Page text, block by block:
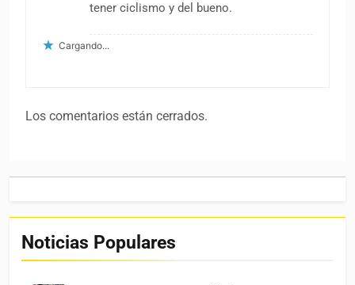
tener ciclismo y del bueno.
Cargando...
Los comentarios están cerrados.
Noticias Populares